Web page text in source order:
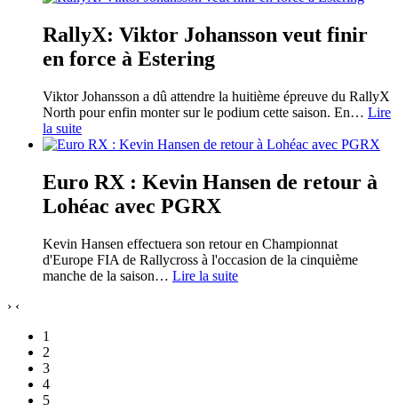
RallyX: Viktor Johansson veut finir
en force à Estering
Viktor Johansson a dû attendre la huitième épreuve du RallyX
North pour enfin monter sur le podium cette saison. En… Lire
la suite
Euro RX : Kevin Hansen de retour à
Lohéac avec PGRX
Kevin Hansen effectuera son retour en Championnat
d'Europe FIA de Rallycross à l'occasion de la cinquième
manche de la saison… Lire la suite
› ‹
1
2
3
4
5